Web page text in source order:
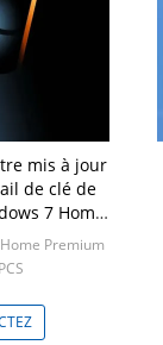
mis à jour
de clé de
Premium